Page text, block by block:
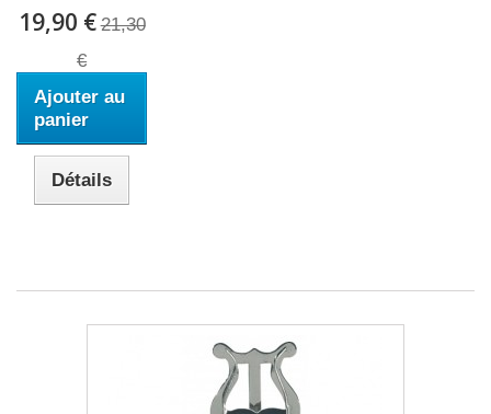
19,90 € 21,30
€
Ajouter au
panier
Détails